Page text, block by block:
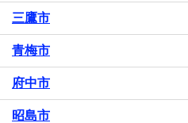
三鷹市
青梅市
府中市
昭島市